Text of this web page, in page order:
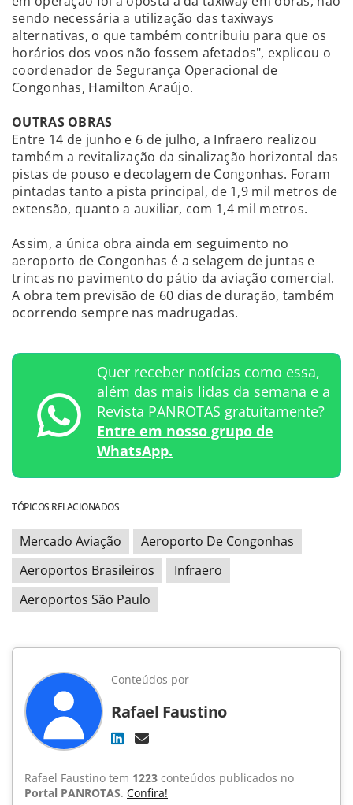
sendo necessária a utilização das taxiways
alternativas, o que também contribuiu para que os
horários dos voos não fossem afetados", explicou o
coordenador de Segurança Operacional de
Congonhas, Hamilton Araújo.
OUTRAS OBRAS
Entre 14 de junho e 6 de julho, a Infraero realizou
também a revitalização da sinalização horizontal das
pistas de pouso e decolagem de Congonhas. Foram
pintadas tanto a pista principal, de 1,9 mil metros de
extensão, quanto a auxiliar, com 1,4 mil metros.
Assim, a única obra ainda em seguimento no
aeroporto de Congonhas é a selagem de juntas e
trincas no pavimento do pátio da aviação comercial.
A obra tem previsão de 60 dias de duração, também
ocorrendo sempre nas madrugadas.
Quer receber notícias como essa,
além das mais lidas da semana e a
Revista PANROTAS gratuitamente?
Entre em nosso grupo de
WhatsApp.
TÓPICOS RELACIONADOS
Mercado Aviação
Aeroporto De Congonhas
Aeroportos Brasileiros
Infraero
Aeroportos São Paulo
Conteúdos por
Rafael Faustino
Rafael Faustino tem 1223 conteúdos publicados no
Portal PANROTAS. Confira!